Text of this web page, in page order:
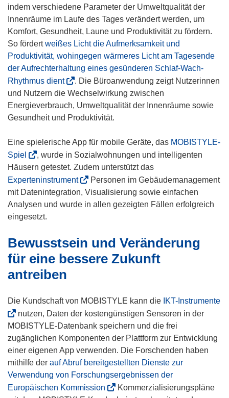
r
)
f
n
e
t
i
n
n
e
u
e
F
e
n
s
e
indem verschiedene Parameter der Umweltqualität der
Innenräume im Laufe des Tages verändert werden, um
Komfort, Gesundheit, Laune und Produktivität zu fördern.
So fördertweißes Licht die Aufmerksamkeit und
Produktivität, wohingegen wärmeres Licht am Tagesende
der Aufrechterhaltung eines gesünderen Schlaf-Wach-
Rhythmus dient(
ö
f
f
e
i
n
n
e
m
e
n
t
e
r
)
. Die Büroanwendung zeigt Nutzerinnen
und Nutzern die Wechselwirkung zwischen
Energieverbrauch, Umweltqualität der Innenräume sowie
Gesundheit und Produktivität.
Eine spielerische App für mobile Geräte, das MOBISTYLE-
Spiel
ö
f
f
n
e
i
n
e
e
m
F
e
n
s
t
e
, wurde in Sozialwohnungen und intelligenten
Häusern getestet. Zudem unterstützt das
Experteninstrument(
ö
f
e
i
e
u
e
m
F
e
n
s
Personen im Gebäudemanagement
mit Datenintegration, Visualisierung sowie einfachen
Analysen und wurde in allen gezeigten Fällen erfolgreich
eingesetzt.
Bewusstsein und Veränderung
für eine bessere Zukunft
antreiben
Die Kundschaft von MOBISTYLE kann die IKT-Instrumente(
nutzen, Daten der kostengünstigen Sensoren in der
MOBISTYLE-Datenbank speichern und die frei
zugänglichen Komponenten der Plattform zur Entwicklung
einer eigenen App verwenden. Die Forschenden haben
mithilfe der auf Abruf bereitgestellten Dienste zur
Verwendung von Forschungsergebnissen der
Europäischen Kommission
Kommerzialisierungspläne